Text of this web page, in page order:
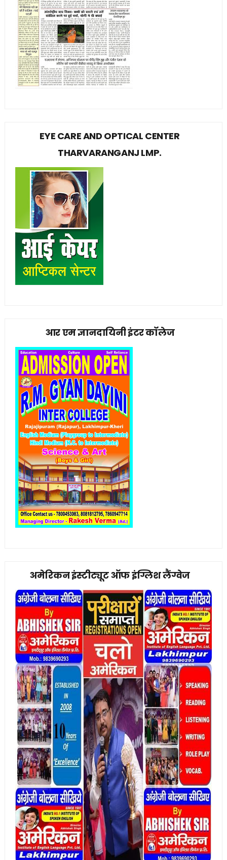
EYE CARE AND OPTICAL CENTER
THARVARANGANJ LMP.
आर एम ज्ञानदायिनी इंटर कॉलेज
अमेरिकन इंस्टीट्यूट ऑफ इंग्लिश लैंग्वेज